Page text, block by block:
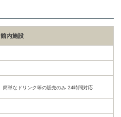
館内施設
簡単なドリンク等の販売のみ 24時間対応